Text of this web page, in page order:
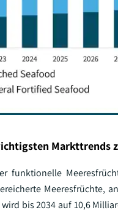
Markttrends
funktionelle
Meeresfrüchte,
bis 2034 auf 10,6